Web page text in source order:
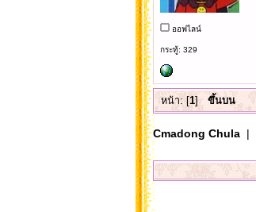
ออฟไลน์
กระทู้: 329
หน้า: [1] ขึ้นบน
Cmadong Chula|